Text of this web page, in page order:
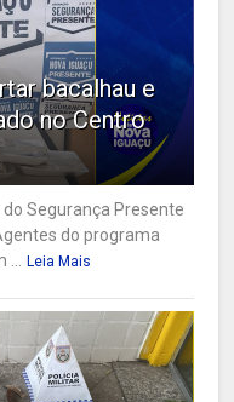
bacalhau e
no Centro
Segurança Presente
do programa
Leia Mais